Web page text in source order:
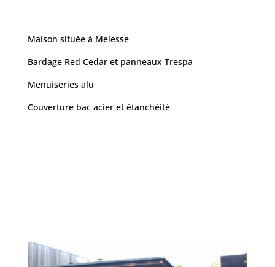
Maison située à Melesse
Bardage Red Cedar et panneaux Trespa
Menuiseries alu
Couverture bac acier et étanchéité